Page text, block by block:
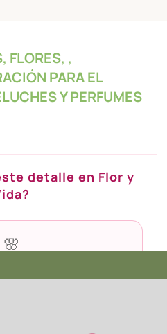
FLORES, ,
PARA EL
Y PERFUMES
detalle en Flor y
🌸